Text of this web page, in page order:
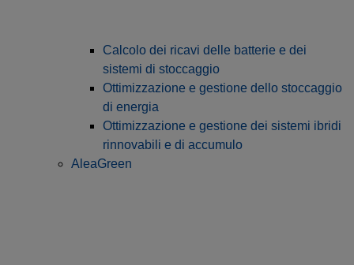
Calcolo dei ricavi delle batterie e dei
sistemi di stoccaggio
Ottimizzazione e gestione dello stoccaggio
di energia
Ottimizzazione e gestione dei sistemi ibridi
rinnovabili e di accumulo
AleaGreen